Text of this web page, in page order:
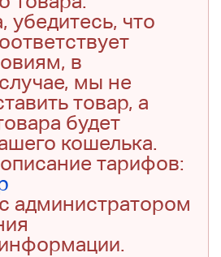
убедитесь, что
в
мы не
товар, а
будет
кошелька.
тарифов:
администратором